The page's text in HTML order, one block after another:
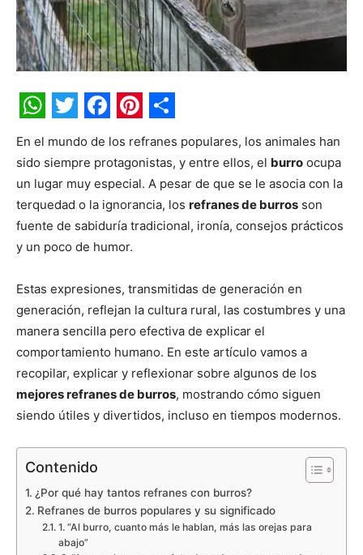
WhatsApp
Twitter
Facebook
Pinterest
Share
En el mundo de los refranes populares, los animales han
sido siempre protagonistas, y entre ellos, el burro ocupa
un lugar muy especial. A pesar de que se le asocia con la
terquedad o la ignorancia, los refranes de burros son
fuente de sabiduría tradicional, ironía, consejos prácticos
y un poco de humor.
Estas expresiones, transmitidas de generación en
generación, reflejan la cultura rural, las costumbres y una
manera sencilla pero efectiva de explicar el
comportamiento humano. En este artículo vamos a
recopilar, explicar y reflexionar sobre algunos de los
mejores refranes de burros, mostrando cómo siguen
siendo útiles y divertidos, incluso en tiempos modernos.
Contenido
¿Por qué hay tantos refranes con burros?
Refranes de burros populares y su significado
1. “Al burro, cuanto más le hablan, más las orejas para
abajo”